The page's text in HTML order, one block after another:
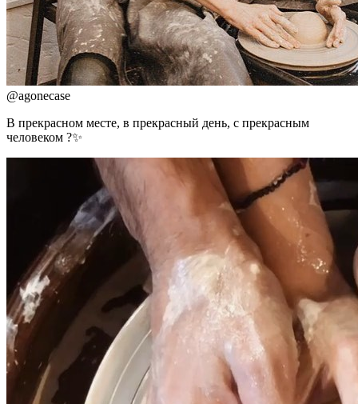
@agonecase
В прекрасном месте, в прекрасный день, с прекрасным
человеком ?✨